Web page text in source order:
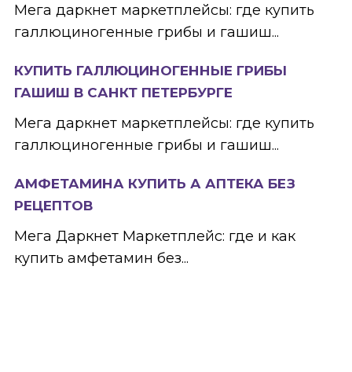
Мега даркнет маркетплейсы: где купить
галлюциногенные грибы и гашиш...
КУПИТЬ ГАЛЛЮЦИНОГЕННЫЕ ГРИБЫ
ГАШИШ В САНКТ ПЕТЕРБУРГЕ
Мега даркнет маркетплейсы: где купить
галлюциногенные грибы и гашиш...
АМФЕТАМИНА КУПИТЬ А АПТЕКА БЕЗ
РЕЦЕПТОВ
Мега Даркнет Маркетплейс: где и как
купить амфетамин без...